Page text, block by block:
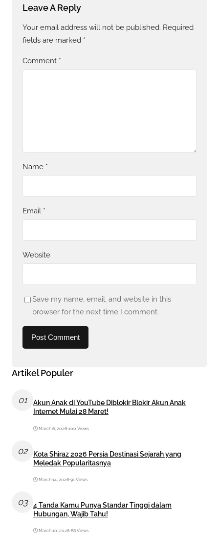
Leave A Reply
Your email address will not be published. Required
fields are marked *
Comment *
Name *
Email *
Website
Save my name, email, and website in this
browser for the next time I comment.
Artikel Populer
01
Akun Anak di YouTube Diblokir Blokir Akun Anak
Internet Mulai 28 Maret!
March 6, 2026•100 Views
02
Kota Shiraz 2026 Persia Destinasi Sejarah yang
Meledak Popularitasnya
March 14, 2026•91 Views
03
4 Tanda Kamu Punya Standar Tinggi dalam
Hubungan, Wajib Tahu!
March 10, 2026•88 Views